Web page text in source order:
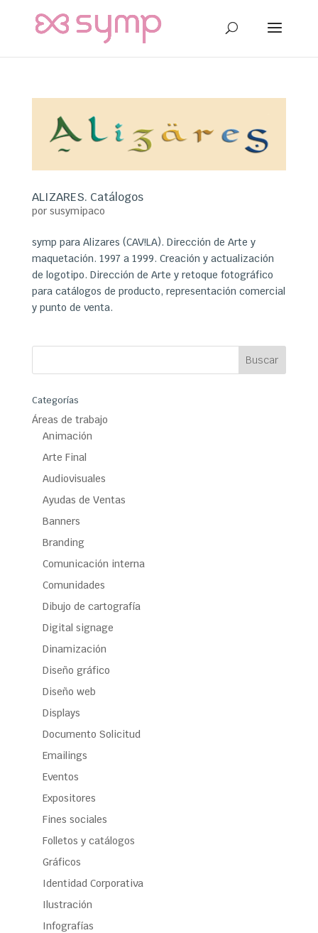
ALIZARES. Catálogos
por susymipaco
symp para Alizares (CAV!LA). Dirección de Arte y
maquetación. 1997 a 1999. Creación y actualización
de logotipo. Dirección de Arte y retoque fotográfico
para catálogos de producto, representación comercial
y punto de venta.
Categorías
Áreas de trabajo
Animación
Arte Final
Audiovisuales
Ayudas de Ventas
Banners
Branding
Comunicación interna
Comunidades
Dibujo de cartografía
Digital signage
Dinamización
Diseño gráfico
Diseño web
Displays
Documento Solicitud
Emailings
Eventos
Expositores
Fines sociales
Folletos y catálogos
Gráficos
Identidad Corporativa
Ilustración
Infografías